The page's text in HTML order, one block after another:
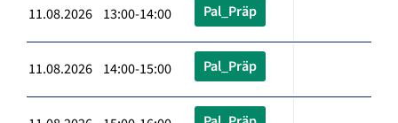
11.08.2026 13:00-14:00 Pal_Präp
11.08.2026 14:00-15:00 Pal_Präp